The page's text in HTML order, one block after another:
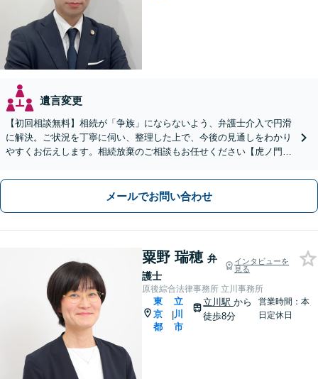
遺言変更
【初回相談無料】相続が「争族」にならないよう、弁護士介入で円滑
に解決。ご状況を丁寧に伺い、整理した上で、今後の見通しをわかり
やすくお伝えします。相続放棄のご相談もお任せください【虎ノ門駅
メールでお問い合わせ
粟野 瑞穂 弁
護士
インタビューを
見る
原後綜合法律事務所 立川事務所
東
京
都
|
立
川
市
立川駅から
徒歩8分
営業時間：本
日定休日